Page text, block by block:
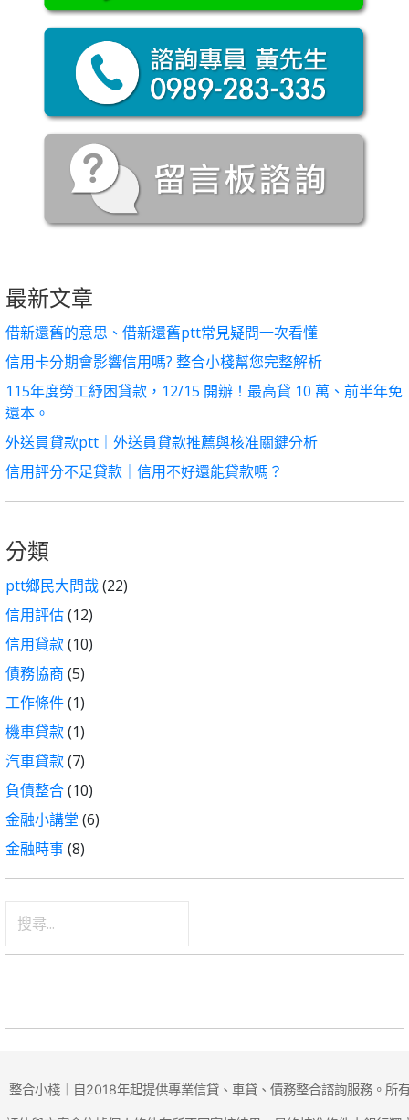
最新文章
借新還舊的意思、借新還舊ptt常見疑問一次看懂
信用卡分期會影響信用嗎? 整合小棧幫您完整解析
115年度勞工紓困貸款，12/15 開辦！最高貸 10 萬、前半年免
還本。
外送員貸款ptt｜外送員貸款推薦與核准關鍵分析
信用評分不足貸款｜信用不好還能貸款嗎？
分類
ptt鄉民大問哉(22)
信用評估(12)
信用貸款(10)
債務協商 (5)
工作條件(1)
機車貸款(1)
汽車貸款(7)
負債整合(10)
金融小講堂 (6)
金融時事(8)
尋
關
整合小棧｜自2018年起提供專業信貸、車貸、債務整合諮詢服務。所